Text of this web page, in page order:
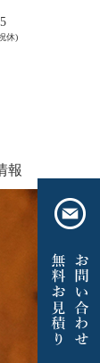
休)
報